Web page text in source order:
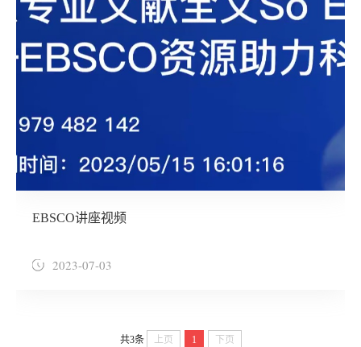
EBSCO讲座视频
2023-07-03
共3条 上页 1 下页